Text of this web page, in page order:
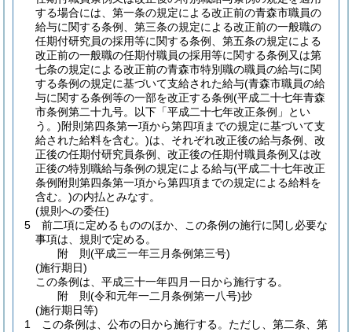
する場合には、第一条の規定による改正前の青森市職員の
給与に関する条例、第三条の規定による改正前の一般職の
任期付研究員の採用等に関する条例、第五条の規定による
改正前の一般職の任期付職員の採用等に関する条例又は第
七条の規定による改正前の青森市特別職の職員の給与に関
する条例の規定に基づいて支給された給与(青森市職員の給
与に関する条例等の一部を改正する条例(平成二十七年青森
市条例第二十九号。以下「平成二十七年改正条例」とい
う。)附則第四条第一項から第四項までの規定に基づいて支
給された給料を含む。)は、それぞれ改正後の給与条例、改
正後の任期付研究員条例、改正後の任期付職員条例又は改
正後の特別職給与条例の規定による給与(平成二十七年改正
条例附則第四条第一項から第四項までの規定による給料を
含む。)の内払とみなす。
(規則への委任)
5
前二項に定めるもののほか、この条例の施行に関し必要な
事項は、規則で定める。
附 則(平成三一年三月条例第三号)
(施行期日)
この条例は、平成三十一年四月一日から施行する。
附 則(令和元年一二月条例第一八号)抄
(施行期日等)
1
この条例は、公布の日から施行する。 ただし、第二条、第